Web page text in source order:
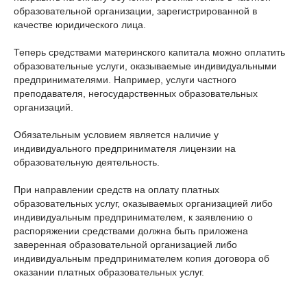
образовательной организации, зарегистрированной в
качестве юридического лица.
Теперь средствами материнского капитала можно оплатить
образовательные услуги, оказываемые индивидуальными
предпринимателями. Например, услуги частного
преподавателя, негосударственных образовательных
организаций.
Обязательным условием является наличие у
индивидуального предпринимателя лицензии на
образовательную деятельность.
При направлении средств на оплату платных
образовательных услуг, оказываемых организацией либо
индивидуальным предпринимателем, к заявлению о
распоряжении средствами должна быть приложена
заверенная образовательной организацией либо
индивидуальным предпринимателем копия договора об
оказании платных образовательных услуг.